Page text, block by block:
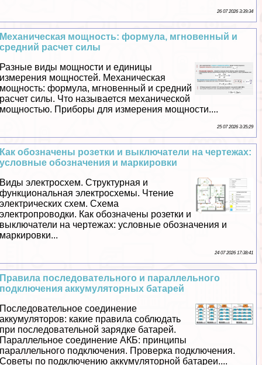
26 07 2026 3:39:34
Механическая мощность: формула, мгновенный и
средний расчет силы
Разные виды мощности и единицы
измерения мощностей. Механическая
мощность: формула, мгновенный и средний
расчет силы. Что называется механической
мощностью. Приборы для измерения мощности....
25 07 2026 3:35:29
Как обозначены розетки и выключатели на чертежах:
условные обозначения и маркировки
Виды электросхем. Структурная и
функциональная электросхемы. Чтение
электрических схем. Схема
электропроводки. Как обозначены розетки и
выключатели на чертежах: условные обозначения и
маркировки...
24 07 2026 17:38:41
Правила последовательного и параллельного
подключения аккумуляторных батарей
Последовательное соединение
аккумуляторов: какие правила соблюдать
при последовательной зарядке батарей.
Параллельное соединение АКБ: принципы
параллельного подключения. Проверка подключения.
Советы по подключению аккумуляторной батареи....